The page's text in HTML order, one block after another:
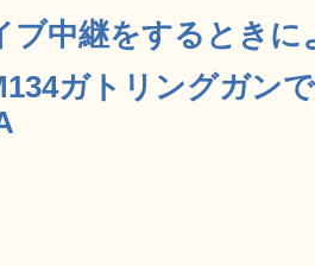
ブ中継をするとき
ガトリングガン